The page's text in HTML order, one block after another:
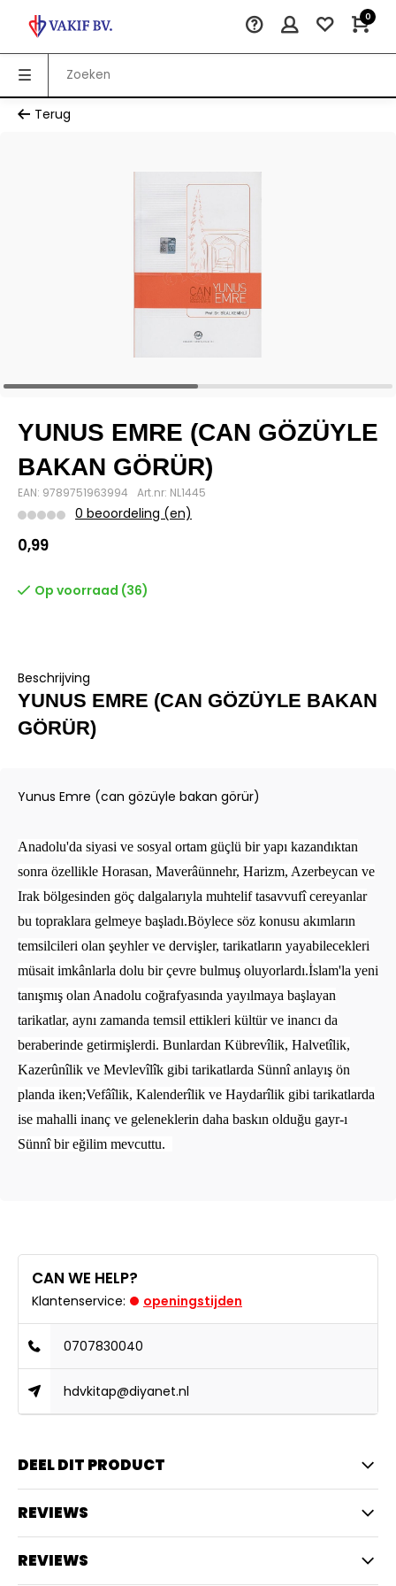
0
Terug
YUNUS EMRE (CAN GÖZÜYLE
BAKAN GÖRÜR)
EAN: 9789751963994 Art.nr: NL1445
0 beoordeling (en)
0,99
Op voorraad (36)
Beschrijving
YUNUS EMRE (CAN GÖZÜYLE BAKAN
GÖRÜR)
Yunus Emre (can gözüyle bakan görür)
Anadolu'da siyasi ve sosyal ortam güçlü bir yapı kazandıktan
sonra özellikle Horasan, Maverâünnehr, Harizm, Azerbeycan ve
Irak bölgesinden göç dalgalarıyla muhtelif tasavvufî cereyanlar
bu topraklara gelmeye başladı.Böylece söz konusu akımların
temsilcileri olan şeyhler ve dervişler, tarikatların yayabilecekleri
müsait imkânlarla dolu bir çevre bulmuş oluyorlardı.İslam'la yeni
tanışmış olan Anadolu coğrafyasında yayılmaya başlayan
tarikatlar, aynı zamanda temsil ettikleri kültür ve inancı da
beraberinde getirmişlerdi. Bunlardan Kübrevîlik, Halvetîlik,
Kazerûnîlik ve Mevlevîlîk gibi tarikatlarda Sünnî anlayış ön
planda iken;Vefâîlik, Kalenderîlik ve Haydarîlik gibi tarikatlarda
ise mahalli inanç ve geleneklerin daha baskın olduğu gayr-ı
Sünnî bir eğilim mevcuttu.
CAN WE HELP?
Klantenservice: openingstijden
0707830040
hdvkitap@diyanet.nl
DEEL DIT PRODUCT
REVIEWS
REVIEWS